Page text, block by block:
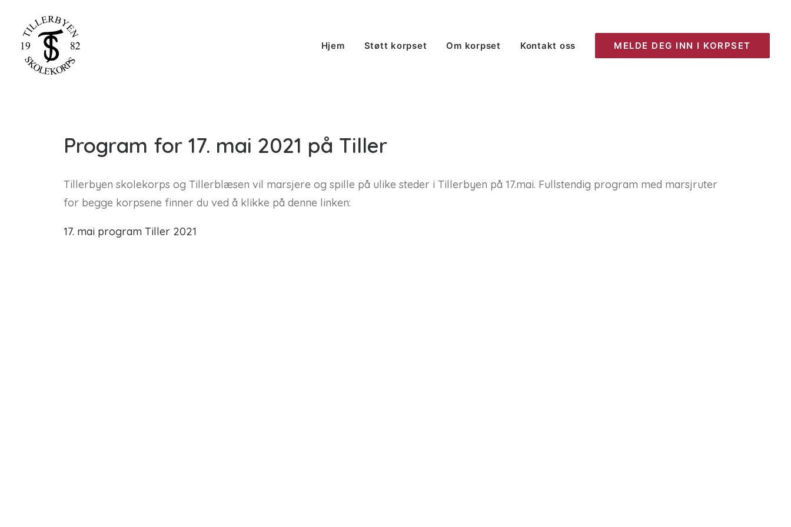
Hjem Støtt korpset Om korpset Kontakt oss MELDE DEG INN I KORPSET
Program for 17. mai 2021 på Tiller
Tillerbyen skolekorps og Tillerblæsen vil marsjere og spille på ulike steder i Tillerbyen på 17.mai. Fullstendig program med marsjruter
for begge korpsene finner du ved å klikke på denne linken:
17. mai program Tiller 2021